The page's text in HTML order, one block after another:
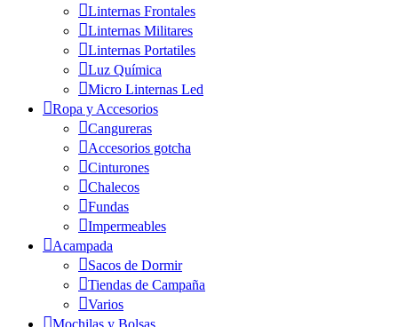
Linternas Frontales
Linternas Militares
Linternas Portatiles
Luz Química
Micro Linternas Led
Ropa y Accesorios
Cangureras
Accesorios gotcha
Cinturones
Chalecos
Fundas
Impermeables
Acampada
Sacos de Dormir
Tiendas de Campaña
Varios
Mochilas y Bolsas